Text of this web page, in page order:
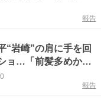
報告
“岩崎”の肩に手を回
ョ…「前髪多めかわ
のサレ夫＞
報告